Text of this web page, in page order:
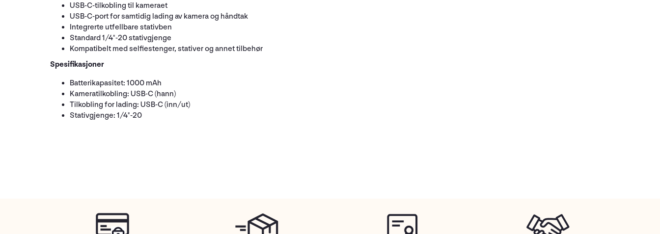
USB-C-tilkobling til kameraet
USB-C-port for samtidig lading av kamera og håndtak
Integrerte utfellbare stativben
Standard 1/4"-20 stativgjenge
Kompatibelt med selfiestenger, stativer og annet tilbehør
Spesifikasjoner
Batterikapasitet: 1000 mAh
Kameratilkobling: USB-C (hann)
Tilkobling for lading: USB-C (inn/ut)
Stativgjenge: 1/4"-20